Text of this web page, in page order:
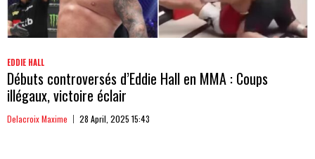
EDDIE HALL
Débuts controversés d’Eddie Hall en MMA : Coups
illégaux, victoire éclair
Delacroix Maxime 28 April, 2025 15:43